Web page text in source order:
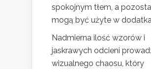
spokojnym tłem, a
mogą być użyte w
Nadmierna ilość wzorów i
jaskrawych odcieni
wizualnego chaosu, który